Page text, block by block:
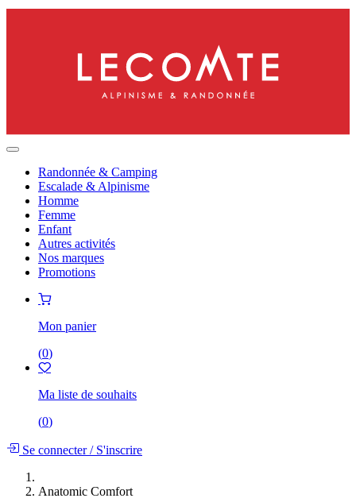
Randonnée & Camping
Escalade & Alpinisme
Homme
Femme
Enfant
Autres activités
Nos marques
Promotions
Mon panier
(0)
Ma liste de souhaits
(0)
Se connecter/S'inscrire
Anatomic Comfort